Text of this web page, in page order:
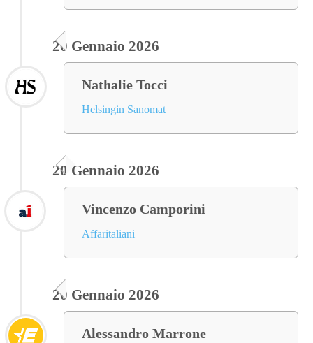
20 Gennaio 2026
Nathalie Tocci
Helsingin Sanomat
20 Gennaio 2026
Vincenzo Camporini
Affaritaliani
20 Gennaio 2026
Alessandro Marrone